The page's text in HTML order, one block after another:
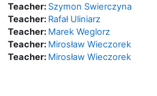
Teacher: Szymon Swierczyna
Teacher: Rafał Uliniarz
Teacher: Marek Weglorz
Teacher: Mirosław Wieczorek
Teacher: Mirosław Wieczorek